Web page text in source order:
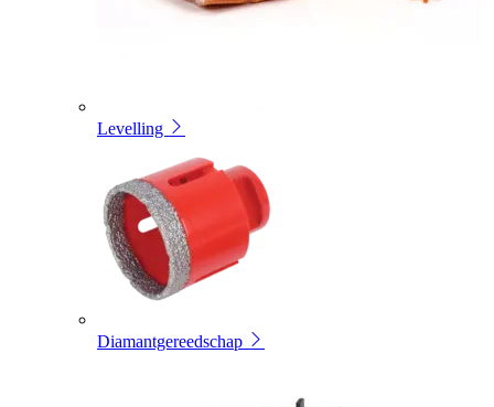
Levelling
Diamantgereedschap